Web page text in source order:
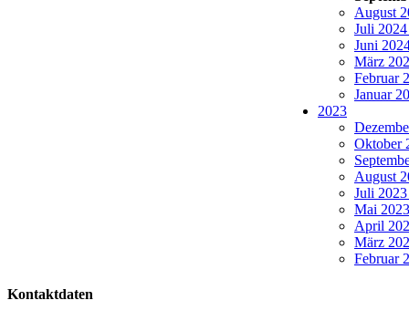
August
Juli
Juni
März
Februar
Januar
2023
Oktober
August
Juli
Mai
April
März
Februar
Kontaktdaten